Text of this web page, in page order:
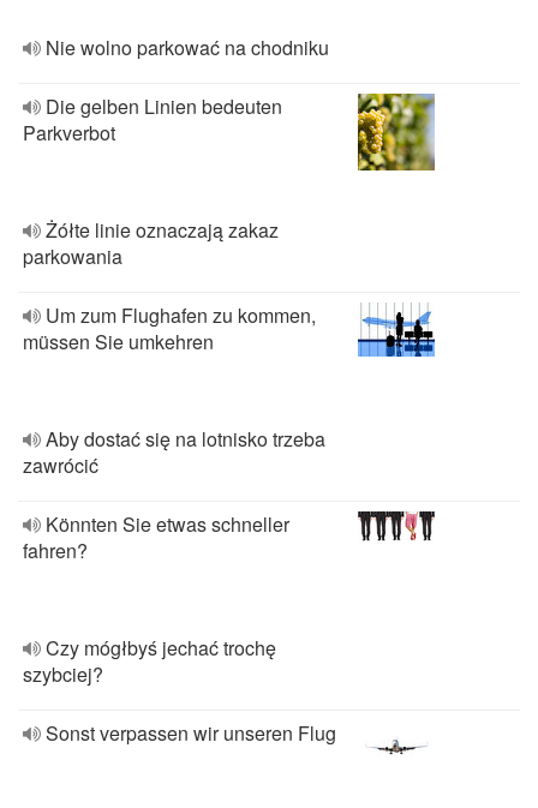
Nie wolno parkować na chodniku
Die gelben Linien bedeuten
Parkverbot
Żółte linie oznaczają zakaz
parkowania
Um zum Flughafen zu kommen,
müssen Sie umkehren
Aby dostać się na lotnisko trzeba
zawrócić
Könnten Sie etwas schneller
fahren?
Czy mógłbyś jechać trochę
szybciej?
Sonst verpassen wir unseren Flug